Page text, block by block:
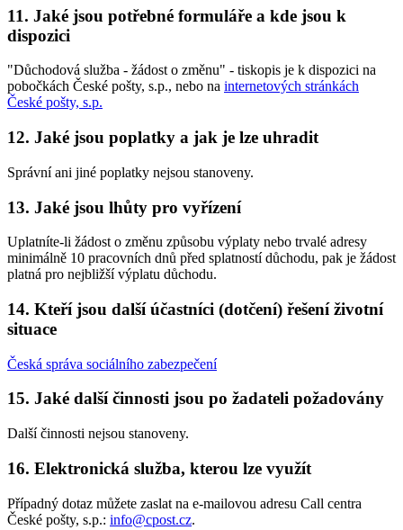
11. Jaké jsou potřebné formuláře a kde jsou k
dispozici
"Důchodová služba - žádost o změnu" - tiskopis je k dispozici na
pobočkách České pošty, s.p., nebo na internetových stránkách
České pošty, s.p.
12. Jaké jsou poplatky a jak je lze uhradit
Správní ani jiné poplatky nejsou stanoveny.
13. Jaké jsou lhůty pro vyřízení
Uplatníte-li žádost o změnu způsobu výplaty nebo trvalé adresy
minimálně 10 pracovních dnů před splatností důchodu, pak je žádost
platná pro nejbližší výplatu důchodu.
14. Kteří jsou další účastníci (dotčení) řešení životní
situace
Česká správa sociálního zabezpečení
15. Jaké další činnosti jsou po žadateli požadovány
Další činnosti nejsou stanoveny.
16. Elektronická služba, kterou lze využít
Případný dotaz můžete zaslat na e-mailovou adresu Call centra
České pošty, s.p.: info@cpost.cz.